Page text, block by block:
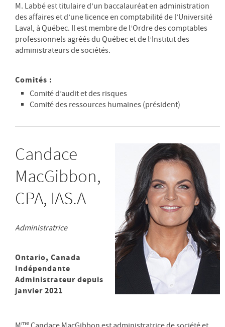
M. Labbé est titulaire d’un baccalauréat en administration
des affaires et d’une licence en comptabilité de l’Université
Laval, à Québec. Il est membre de l’Ordre des comptables
professionnels agréés du Québec et de l’Institut des
administrateurs de sociétés.
Comités :
Comité d’audit et des risques
Comité des ressources humaines (président)
Candace
MacGibbon,
CPA, IAS.A
Administratrice
Ontario, Canada
Indépendante
Administrateur depuis
janvier 2021
me